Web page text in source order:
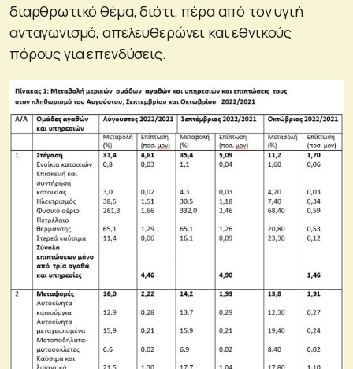
διαρθρωτικό θέμα, διότι, πέρα από τον υγιή
ανταγωνισμό, απελευθερώνει και εθνικούς
πόρους για επενδύσεις.